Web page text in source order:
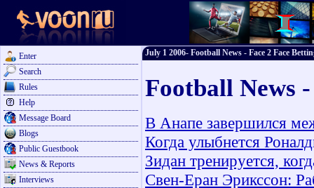
Enter
Search
Rules
Help
Message Board
Blogs
Public Guestbook
News & Reports
Interviews
July 1 2006- Football News - Face 2 Face
Football News
В Анапе завершился
Когда улыбнется
Зидан тренируется,
Свен-Еран Эрикссон: